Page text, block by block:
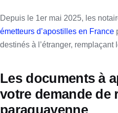
Depuis le 1er mai 2025, les
émetteurs d’apostilles en France
destinés à l’étranger, remplaçant
Les documents à
votre demande de
paraguayenne